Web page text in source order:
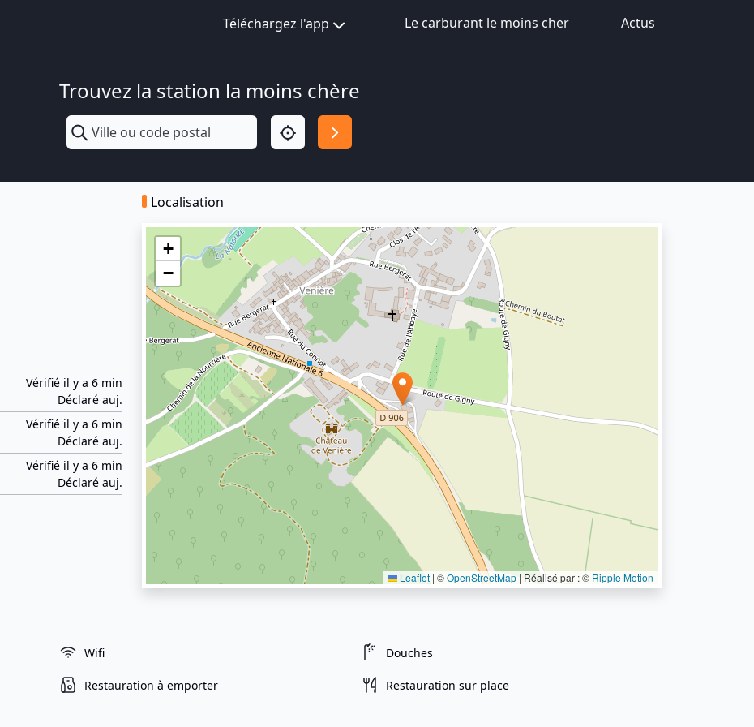
Téléchargez l'app Le carburant le moins cher Actus
Trouvez la station la moins chère
Vérifié il y a 6 min
Déclaré auj.
Vérifié il y a 6 min
Déclaré auj.
Vérifié il y a 6 min
Déclaré auj.
Localisation
+
−
Leaflet | ©OpenStreetMap | Réalisé par : © Ripple Motion
Wifi Douches
Restauration à emporter Restauration sur place